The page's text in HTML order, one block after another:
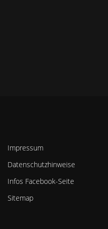
Impressum
Datenschutzhinweise
Infos Facebook-Seite
Sitemap